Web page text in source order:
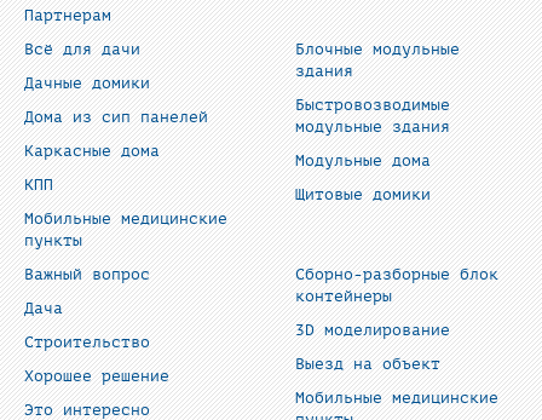
Партнерам
Всё для дачи
Дачные домики
Дома из сип панелей
Каркасные дома
КПП
Мобильные медицинские
пункты
Блочные модульные
здания
Быстровозводимые
модульные здания
Модульные дома
Щитовые домики
Важный вопрос
Дача
Строительство
Хорошее решение
Это интересно
Сборно-разборные блок
контейнеры
3D моделирование
Выезд на объект
Мобильные медицинские